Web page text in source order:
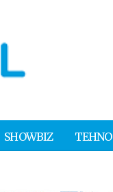
SHOWBIZ TEHNO